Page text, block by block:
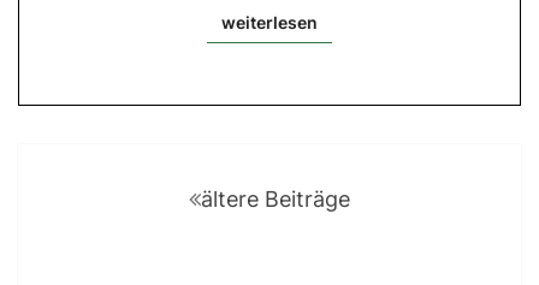
weiterlesen
ältere Beiträge